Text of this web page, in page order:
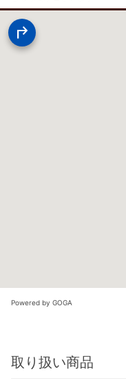
Powered by GOGA
取り扱い商品